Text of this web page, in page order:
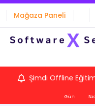
Mağaza Paneli
Şimdi Offline
Gün